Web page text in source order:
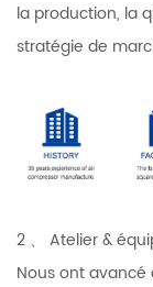
la production, la
stratégie de
2 、 Atelier &
Nous ont